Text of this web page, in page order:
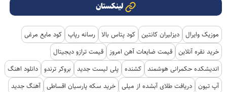
لینکستان
موزیک وایرال دیزلیران کانتین کود پتاس بالا رسانه رپاپ کود مایع مرغی
خرید نقره آنلاین قیمت ضایعات آهن امروز
قیمت ترازو دیجیتال
اندیشکده حکمرانی هوشمند کشنده پلی لیست جدید بروکر ترندو دانلود اهنگ
آپ تیون دریافت طلای آبشده از میلی خرید سکه پارسیان اقساطی آهنگ جدید